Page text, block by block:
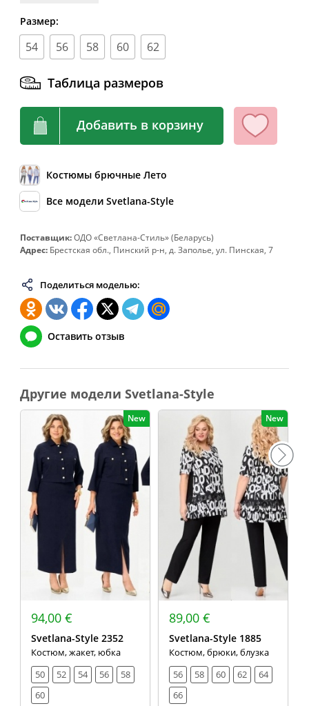
66
132 112-116
68
136 116-120
70
140
74
148 128-132
156
76
152 132-136
160
78
156 136-140
Размер:
54 56 58 60 62
Таблица размеров
Добавить в корзину
Костюмы брючные Лето
Все модели Svetlana-Style
Поставщик:ОДО «Светлана-Стиль» (Беларусь)
Адрес: Брестcкая обл., Пинский р-н, д. Заполье, ул. Пинская, 7
Поделиться моделью:
Оставить отзыв
Другие модели Svetlana-Style
New
94,00 €
Svetlana-Style 2352
Костюм, жакет, юбка
50
52 54 56
58
60
New
89,00 €
Svetlana-Style 1885
Костюм, брюки, блузка
56
58 60 62
64
66